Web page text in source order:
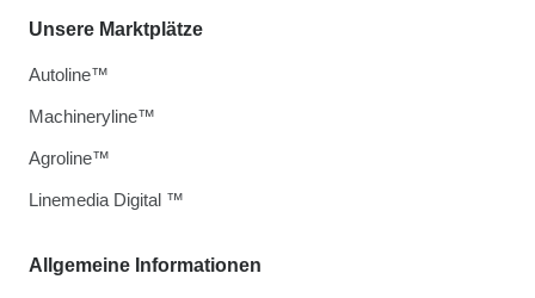
Allgemeine Informationen
Unsere Marktplätze
Autoline™
Machineryline™
Agroline™
Linemedia Digital ™